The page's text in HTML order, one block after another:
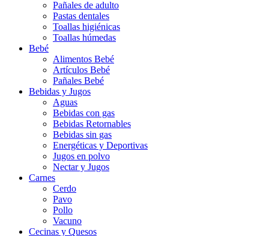
Pañales de adulto
Pastas dentales
Toallas higiénicas
Toallas húmedas
Bebé
Alimentos Bebé
Artículos Bebé
Pañales Bebé
Bebidas y Jugos
Aguas
Bebidas con gas
Bebidas Retornables
Bebidas sin gas
Energéticas y Deportivas
Jugos en polvo
Nectar y Jugos
Carnes
Cerdo
Pavo
Pollo
Vacuno
Cecinas y Quesos